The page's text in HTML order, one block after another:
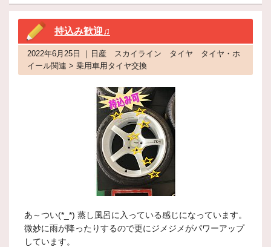
持込み歓迎♫
2022年6月25日 ｜日産 スカイライン タイヤ タイヤ・ホ
イール関連 > 乗用車用タイヤ交換
あ～つい(*_*) 蒸し風呂に入っている感じになっています。
微妙に雨が降ったりするので更にジメジメがパワーアップ
しています。